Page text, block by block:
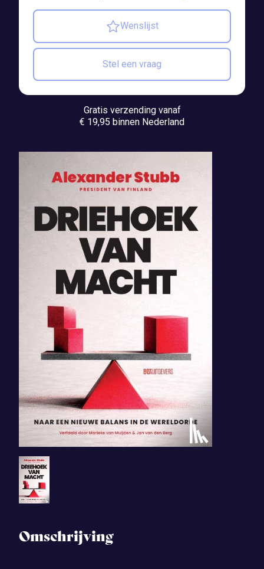
Omschrijving
Wenslijst
Stel een vraag
Gratis verzending vanaf
€ 19,95 binnen Nederland